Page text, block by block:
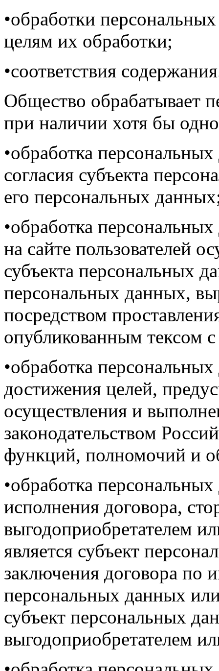
•обработки
целям их обработки;
•соответствия
Общество обрабатывает
при наличии хотя бы
•обработка
согласия субъекта
его персональных
•обработка
на сайте пользователей
субъекта персональных
персональных данных,
посредством
опубликованным тексом
•обработка
достижения целей,
осуществления и
законодательством
функций, полномочий и
•обработка
исполнения договора,
выгодоприобретателем
является субъект
заключения договора по
персональных данных
субъект персональных
выгодоприобретателем